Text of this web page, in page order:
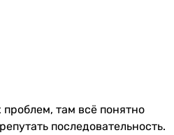
там всё понятно
последовательность.